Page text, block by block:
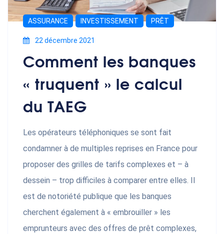
ASSURANCE INVESTISSEMENT PRÊT
22 décembre 2021
Comment les banques
« truquent » le calcul
du TAEG
Les opérateurs téléphoniques se sont fait
condamner à de multiples reprises en France pour
proposer des grilles de tarifs complexes et – à
dessein – trop difficiles à comparer entre elles. Il
est de notoriété publique que les banques
cherchent également à « embrouiller » les
emprunteurs avec des offres de prêt complexes,